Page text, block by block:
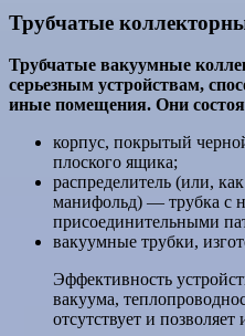
Трубчатые
Трубчатые вакуумные
серьезным устройствам,
иные помещения. Они
корпус, покрытый
плоского ящика;
распределитель (или,
манифольд) — трубка с
присоединительными
вакуумные трубки,
Эффективность
вакуума,
отсутствует и